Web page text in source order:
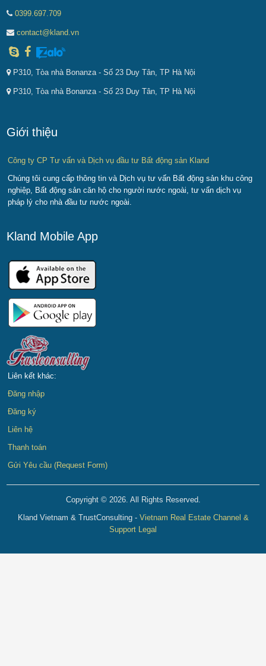
0399.697.709
contact@kland.vn
P310, Tòa nhà Bonanza - Số 23 Duy Tân, TP Hà Nội
P310, Tòa nhà Bonanza - Số 23 Duy Tân, TP Hà Nội
Giới thiệu
Công ty CP Tư vấn và Dịch vụ đầu tư Bất động sản Kland
Chúng tôi cung cấp thông tin và Dịch vụ tư vấn Bất động sản khu công
nghiệp, Bất động sản căn hộ cho người nước ngoài, tư vấn dịch vụ
pháp lý cho nhà đầu tư nước ngoài.
Kland Mobile App
Liên kết khác:
Đăng nhập
Đăng ký
Liên hệ
Thanh toán
Gửi Yêu cầu (Request Form)
Copyright © 2026. All Rights Reserved.
Kland Vietnam & TrustConsulting - Vietnam Real Estate Channel &
Support Legal